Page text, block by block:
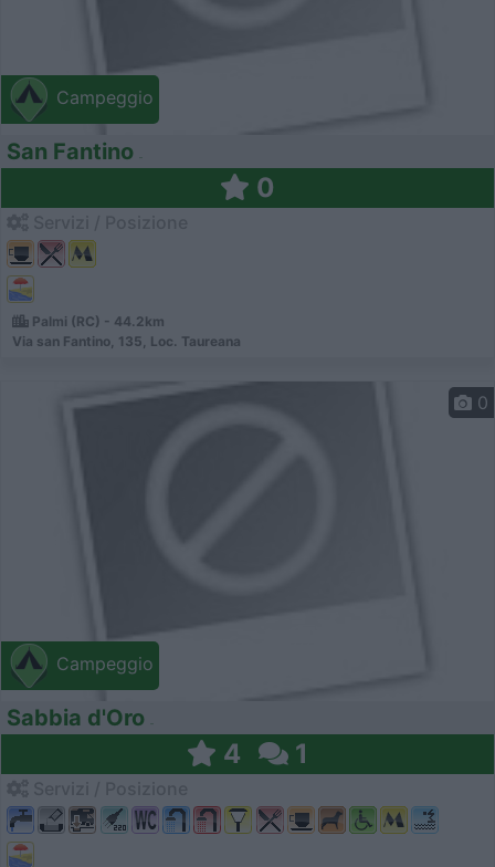
Campeggio
San Fantino
0
Palmi (RC) - 44.2km
Via san Fantino, 135, Loc. Taureana
Campeggio
0
Sabbia d'Oro
4 1